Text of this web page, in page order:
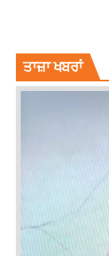
ਤਾਜ਼ਾ ਖਬਰਾਂ